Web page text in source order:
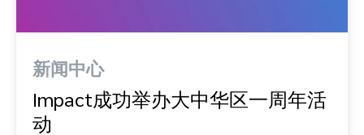
新闻中心
Impact成功举办大中华区一周年活
动